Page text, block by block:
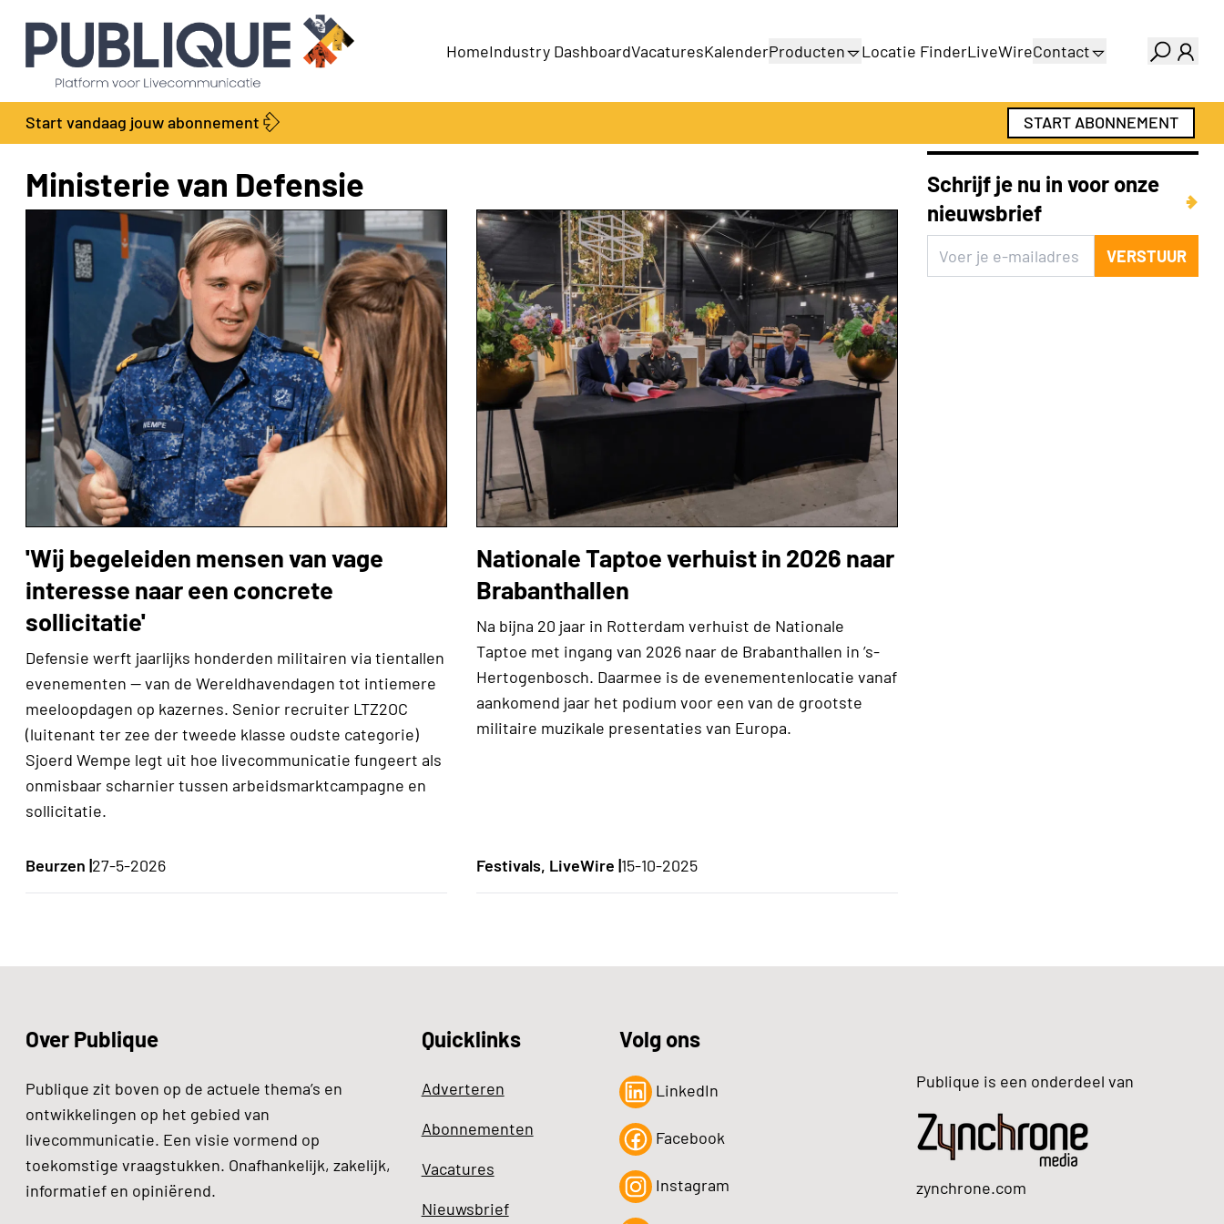
HomeIndustry DashboardVacaturesKalenderProducten
Productengids
Locatie FinderLiveWireContact
Adverteren
Abonnementen
Start vandaag jouw abonnement START ABONNEMENT
Ministerie van Defensie
'Wij begeleiden mensen van vage
interesse naar een concrete
sollicitatie'
Defensie werft jaarlijks honderden militairen via tientallen
evenementen — van de Wereldhavendagen tot intiemere
meeloopdagen op kazernes. Senior recruiter LTZ2OC
(luitenant ter zee der tweede klasse oudste categorie)
Sjoerd Wempe legt uit hoe livecommunicatie fungeert als
onmisbaar scharnier tussen arbeidsmarktcampagne en
sollicitatie.
Beurzen |27-5-2026
Nationale Taptoe verhuist in 2026 naar
Brabanthallen
Na bijna 20 jaar in Rotterdam verhuist de Nationale
Taptoe met ingang van 2026 naar de Brabanthallen in ’s-
Hertogenbosch. Daarmee is de evenementenlocatie vanaf
aankomend jaar het podium voor een van de grootste
militaire muzikale presentaties van Europa.
Festivals, LiveWire |15-10-2025
Schrijf je nu in voor onze
nieuwsbrief
VERSTUUR
Over Publique
Publique zit boven op de actuele thema’s en
ontwikkelingen op het gebied van
livecommunicatie. Een visie vormend op
toekomstige vraagstukken. Onafhankelijk, zakelijk,
informatief en opiniërend.
Quicklinks
Adverteren
Abonnementen
Vacatures
Nieuwsbrief
Volg ons
LinkedIn
Facebook
Instagram
Publique is een onderdeel van
zynchrone.com